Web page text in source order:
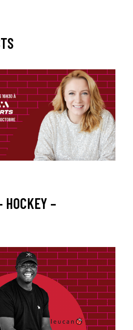
HOCKEY –